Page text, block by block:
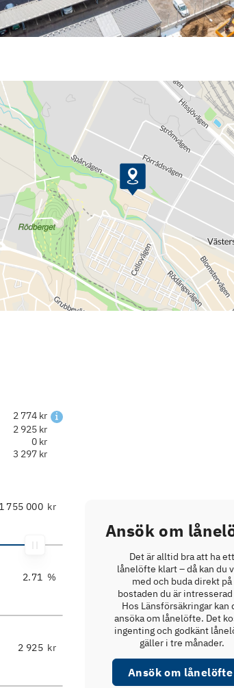
2 774 kr
2 925 kr
0 kr
3 297 kr
kr
%
kr
Ansök om
Det är alltid bra att ha ett
lånelöfte klart – då kan du
med och buda direkt på
bostaden du är intresserad
Hos Länsförsäkringar kan
ansöka om lånelöfte. Det
ingenting och godkänt
gäller i tre månader.
Ansök om lånelöfte